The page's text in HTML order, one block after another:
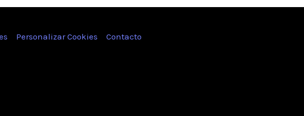
Personalizar Cookies Contacto